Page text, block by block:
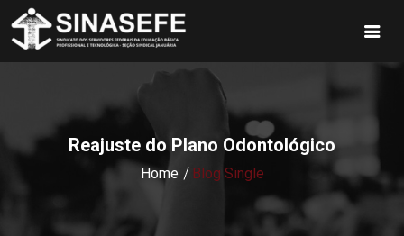
Reajuste do Plano Odontológico
Home Blog Single